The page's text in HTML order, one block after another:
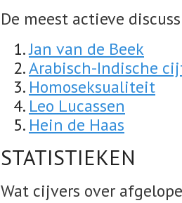
De meest actieve
Jan van de Beek
Arabisch-Indische
Homoseksualiteit
Leo Lucassen
Hein de Haas
STATISTIEKEN
Wat cijvers over